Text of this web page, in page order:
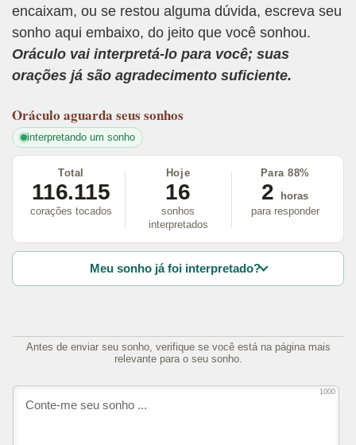
encaixam, ou se restou alguma dúvida, escreva seu
sonho aqui embaixo, do jeito que você sonhou.
Oráculo vai interpretá-lo para você; suas
orações já são agradecimento suficiente.
Oráculo aguarda seus sonhos
interpretando um sonho
Total
116.115
corações tocados
Hoje
16
sonhos
interpretados
Para 88%
2
horas
para responder
Meu sonho já foi interpretado?
Antes de enviar seu sonho, verifique se você está na página mais
relevante para o seu sonho.
1000